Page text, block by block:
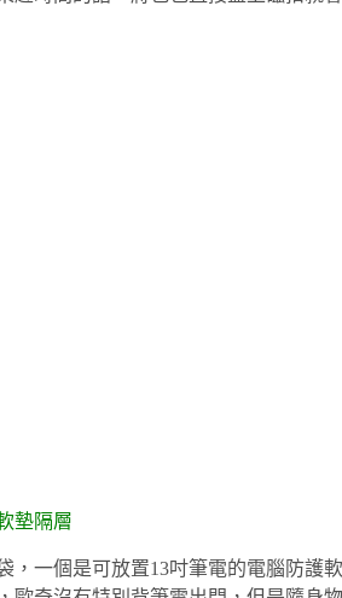
墊隔層
，一個是可放置13吋筆電的電腦防護